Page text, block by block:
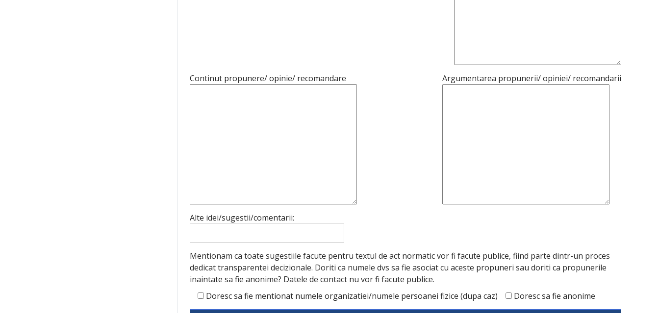
Continut propunere/ opinie/ recomandare Argumentarea propunerii/ opiniei/ recomandarii
Alte idei/sugestii/comentarii:
Mentionam ca toate sugestiile facute pentru textul de act normatic vor fi facute publice, fiind parte dintr-un proces
dedicat transparentei decizionale. Doriti ca numele dvs sa fie asociat cu aceste propuneri sau doriti ca propunerile
inaintate sa fie anonime? Datele de contact nu vor fi facute publice.
Doresc sa fie mentionat numele organizatiei/numele persoanei fizice (dupa caz)
Doresc sa fie anonime